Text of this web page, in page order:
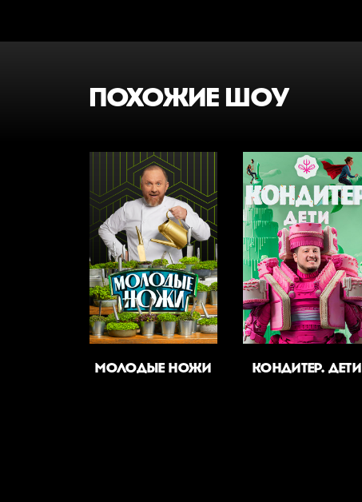
ПОХОЖИЕ ШОУ
МОЛОДЫЕ НОЖИ КОНДИТЕР. ДЕТИ